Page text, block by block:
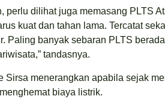
perlu dilihat juga memasang PLTS
kuat dan tahan lama. Tercatat
Paling banyak sebaran PLTS
tandasnya.
menerangkan apabila sejak
biaya listrik.